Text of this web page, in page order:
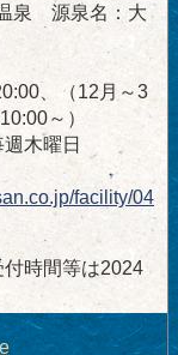
泉 源泉名：大
、（12月～3
～）
木曜日
facility/04
時間等は2024